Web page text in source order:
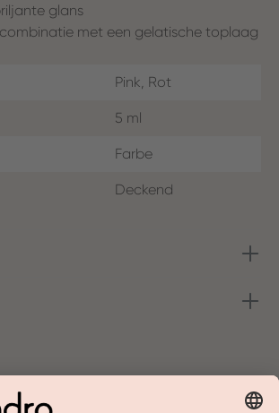
glans
combinatie met een gelatische toplaag
Pink, Rot
5 ml
Farbe
Deckend